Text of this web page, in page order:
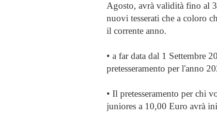
Agosto, avrà validità fino al
nuovi tesserati che a coloro
il corrente anno.
• a far data dal 1 Settembre
pretesseramento per l'anno
• Il pretesseramento per chi
juniores a 10,00 Euro avrà